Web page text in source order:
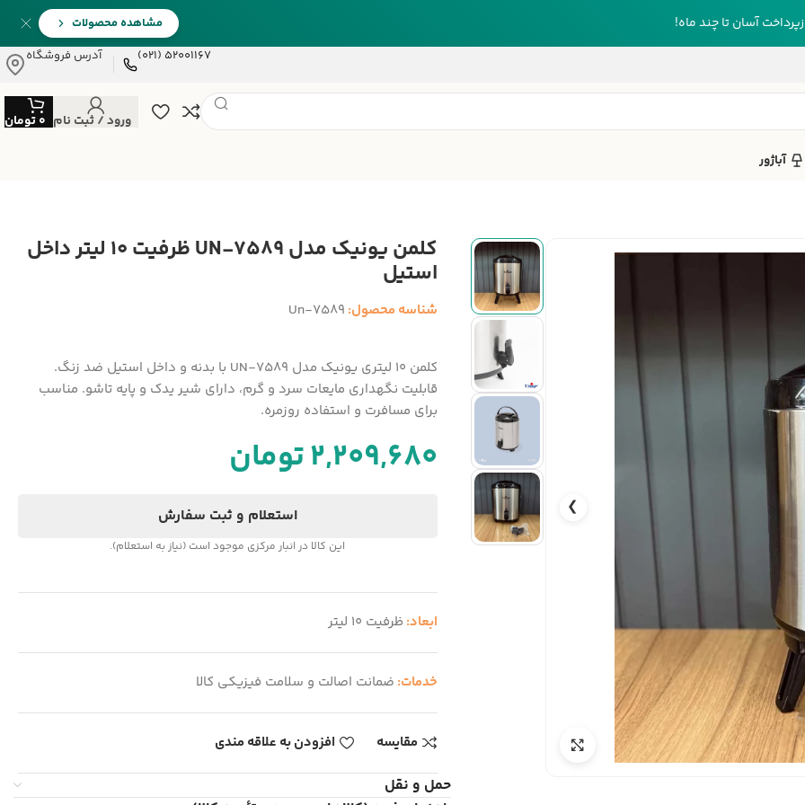
آسان تا چند ماه!
مشاهده محصولات
52001167 (021)
آدرس فروشگاه
ورود / ثبت نام 0تومان
آباژور
❯
کلمن یونیک مدل UN-7589 ظرفیت 10 لیتر داخل
استیل
شناسه محصول: Un-7589
کلمن 10 لیتری یونیک مدل UN-7589 با بدنه و داخل استیل ضد زنگ.
قابلیت نگهداری مایعات سرد و گرم، دارای شیر یدک و پایه تاشو. مناسب
برای مسافرت و استفاده روزمره.
2,209,680تومان
استعلام و ثبت سفارش
این کالا در انبار مرکزی موجود است (نیاز به استعلام).
ابعاد: ظرفیت 10 لیتر
خدمات: ضمانت اصالت و سلامت فیزیکی کالا
مقایسه افزودن به علاقه مندی
حمل و نقل